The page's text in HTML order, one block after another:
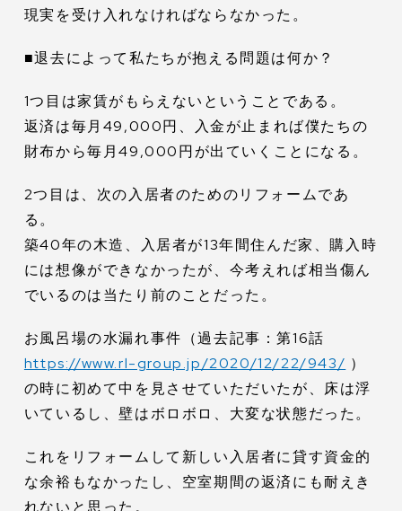
現実を受け入れなければならなかった。
■退去によって私たちが抱える問題は何か？
1つ目は家賃がもらえないということである。
返済は毎月49,000円、入金が止まれば僕たちの
財布から毎月49,000円が出ていくことになる。
2つ目は、次の入居者のためのリフォームであ
る。
築40年の木造、入居者が13年間住んだ家、購入時
には想像ができなかったが、今考えれば相当傷ん
でいるのは当たり前のことだった。
お風呂場の水漏れ事件（過去記事：第16話
https://www.rl-group.jp/2020/12/22/943/ ）
の時に初めて中を見させていただいたが、床は浮
いているし、壁はボロボロ、大変な状態だった。
これをリフォームして新しい入居者に貸す資金的
な余裕もなかったし、空室期間の返済にも耐えき
れないと思った。